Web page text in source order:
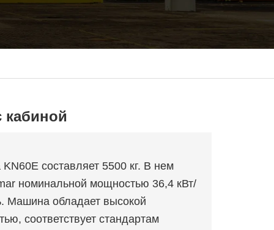
кабиной
составляет 5500 кг. В нем
номинальной мощностью 36,4 кВт/
Машина обладает высокой
соответствует стандартам